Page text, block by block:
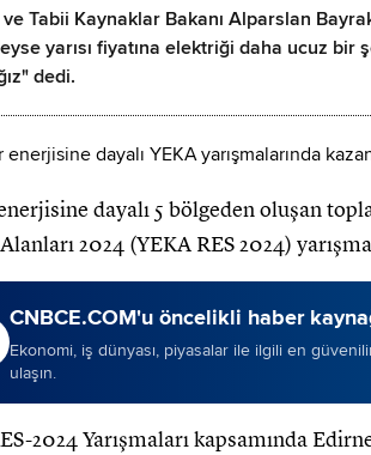
Tabii Kaynaklar Bakanı Alparslan
yarısı fiyatına elektriği daha ucuz bir
dedi.
dayalı 5 bölgeden oluşan
2024 (YEKA RES 2024)
CNBCE.COM'u öncelikli haber
Ekonomi, iş dünyası, piyasalar ile ilgili en
ulaşın.
2024 Yarışmaları kapsamında